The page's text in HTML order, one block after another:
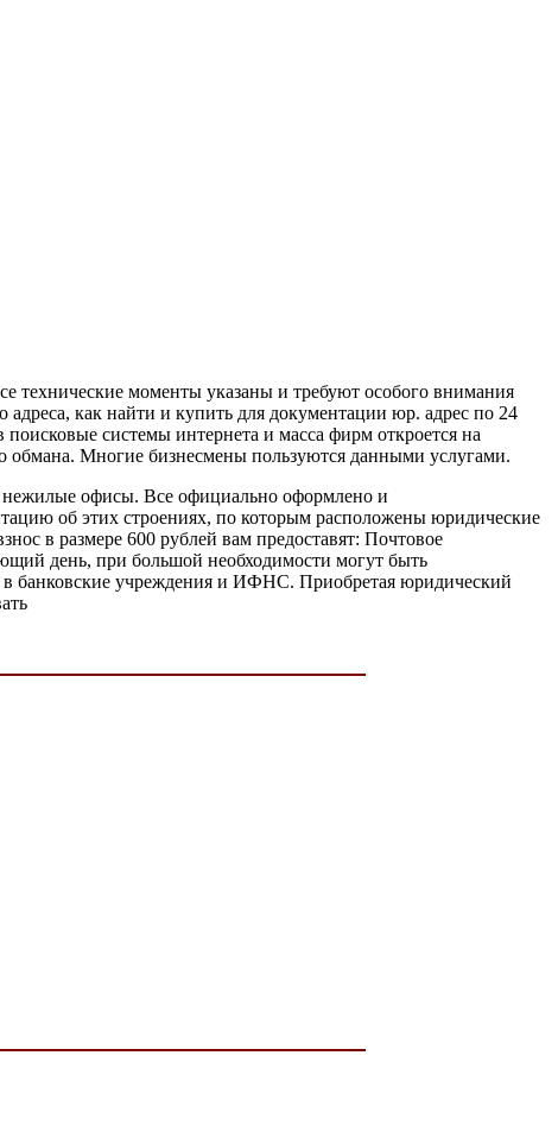
технические моменты указаны и требуют особого внимания
как найти и купить для документации юр. адрес по 24
системы интернета и масса фирм откроется на
обмана. Многие бизнесмены пользуются данными услугами.
нежилые офисы. Все официально оформлено и
об этих строениях, по которым расположены юридические
в размере 600 рублей вам предоставят: Почтовое
день, при большой необходимости могут быть
в банковские учреждения и ИФНС. Приобретая юридический